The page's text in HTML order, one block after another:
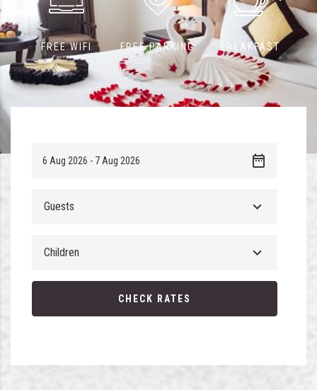
FREE WIFI FREE PARKING BREAKFAST
Guests
Children
CHECK RATES